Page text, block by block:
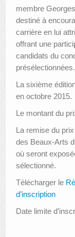
FONDS
ANIMATIONS
PUBLICATIONS
LES APPELS À
LE PORTAIL
membre
destiné à
carrière en lui
offrant une
candidats du
présélectionnées.
La sixième
en octobre 2015.
Le montant du
La remise du
des Beaux-Arts
où seront
sélectionné.
Télécharger le
d’inscription
Date limite